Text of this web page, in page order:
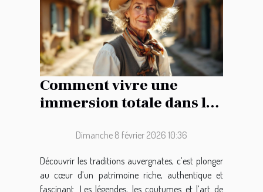
Comment vivre une
immersion totale dans les
Dimanche 8 février 2026 10:36
Découvrir les traditions auvergnates, c’est plonger
au cœur d’un patrimoine riche, authentique et
fascinant. Les légendes, les coutumes et l’art de